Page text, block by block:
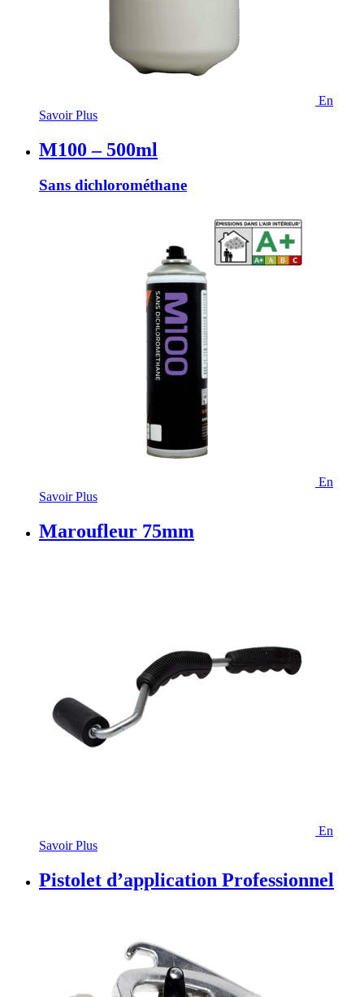
En
Savoir Plus
M100 – 500ml
Sans dichlorométhane
En
Savoir Plus
Maroufleur 75mm
En
Savoir Plus
Pistolet d’application Professionnel